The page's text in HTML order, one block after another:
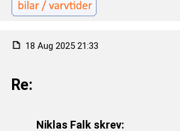
18 Aug 2025 21:33
Re:
Niklas Falk skrev: